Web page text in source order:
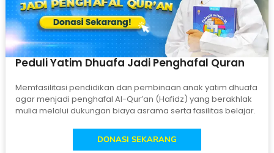
Peduli Yatim Dhuafa Jadi Penghafal Quran
Memfasilitasi pendidikan dan pembinaan anak yatim dhuafa
agar menjadi penghafal Al-Qur’an (Hafidz) yang berakhlak
mulia melalui dukungan biaya asrama serta fasilitas belajar.
DONASI SEKARANG